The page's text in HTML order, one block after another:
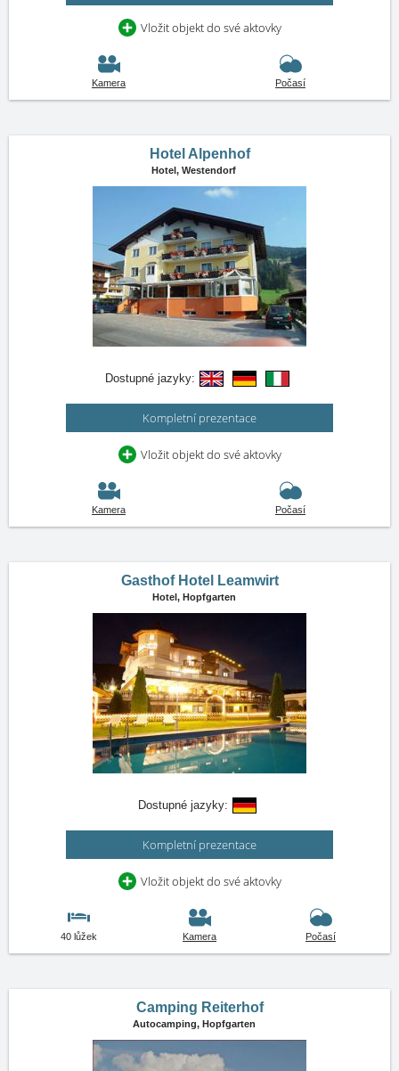
Vložit objekt do své aktovky
Kamera Počasí
Hotel Alpenhof
Hotel, Westendorf
Dostupné jazyky:
Kompletní prezentace
Vložit objekt do své aktovky
Kamera Počasí
Gasthof Hotel Leamwirt
Hotel, Hopfgarten
Dostupné jazyky:
Kompletní prezentace
Vložit objekt do své aktovky
40 lůžek Kamera Počasí
Camping Reiterhof
Autocamping, Hopfgarten